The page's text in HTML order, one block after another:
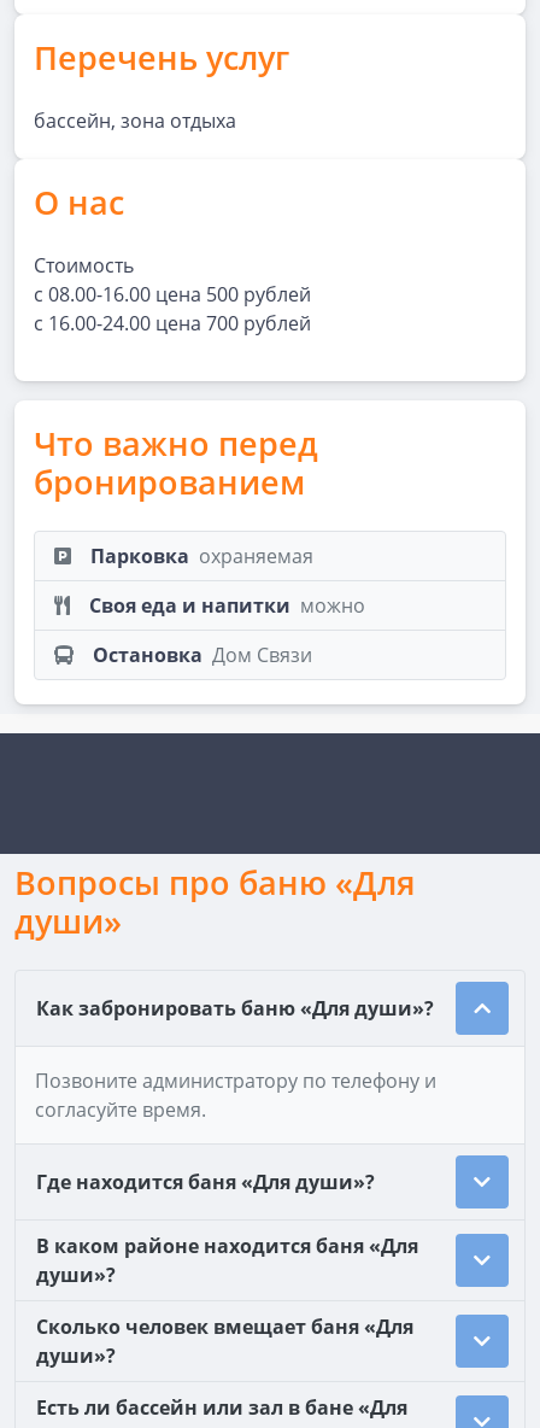
Перечень услуг
бассейн, зона отдыха
О нас
Стоимость
с 08.00-16.00 цена 500 рублей
с 16.00-24.00 цена 700 рублей
Что важно перед
бронированием
Парковка охраняемая
Своя еда и напитки можно
Остановка Дом Связи
Вопросы про баню «Для
души»
Как забронировать баню «Для души»?
Позвоните администратору по телефону и
согласуйте время.
Где находится баня «Для души»?
В каком районе находится баня «Для
души»?
Сколько человек вмещает баня «Для
души»?
Есть ли бассейн или зал в бане «Для